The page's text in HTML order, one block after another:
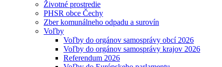
Životné prostredie
PHSR obce Čechy
Zber komunálneho odpadu a surovín
Voľby
Voľby do orgánov samosprávy obcí 2026
Voľby do orgánov samosprávy krajov 2026
Referendum 2026